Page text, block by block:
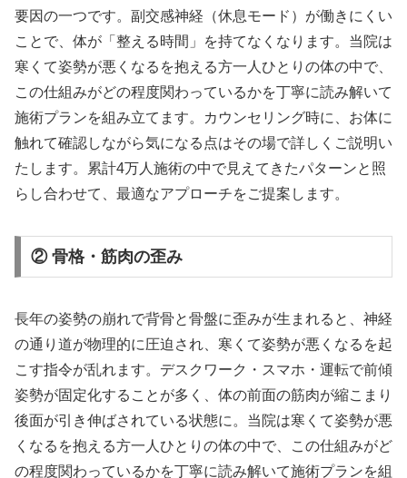
要因の一つです。副交感神経（休息モード）が働きにくい
ことで、体が「整える時間」を持てなくなります。当院は
寒くて姿勢が悪くなるを抱える方一人ひとりの体の中で、
この仕組みがどの程度関わっているかを丁寧に読み解いて
施術プランを組み立てます。カウンセリング時に、お体に
触れて確認しながら気になる点はその場で詳しくご説明い
たします。累計4万人施術の中で見えてきたパターンと照
らし合わせて、最適なアプローチをご提案します。
② 骨格・筋肉の歪み
長年の姿勢の崩れで背骨と骨盤に歪みが生まれると、神経
の通り道が物理的に圧迫され、寒くて姿勢が悪くなるを起
こす指令が乱れます。デスクワーク・スマホ・運転で前傾
姿勢が固定化することが多く、体の前面の筋肉が縮こまり
後面が引き伸ばされている状態に。当院は寒くて姿勢が悪
くなるを抱える方一人ひとりの体の中で、この仕組みがど
の程度関わっているかを丁寧に読み解いて施術プランを組